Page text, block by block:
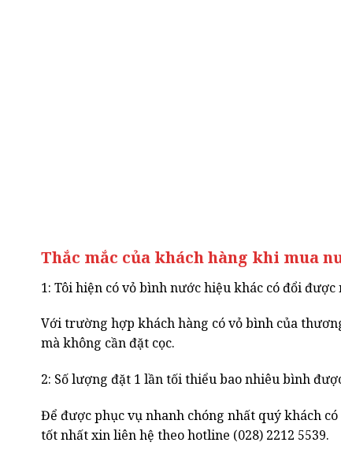
Thắc mắc của khách hàng khi mua
1: Tôi hiện có vỏ bình nước hiệu khác có đổi
Với trường hợp khách hàng có vỏ bình của
mà không cần đặt cọc.
2: Số lượng đặt 1 lần tối thiểu bao nhiêu bình
Để được phục vụ nhanh chóng nhất quý khách
tốt nhất xin liên hệ theo hotline (028) 2212 5539.